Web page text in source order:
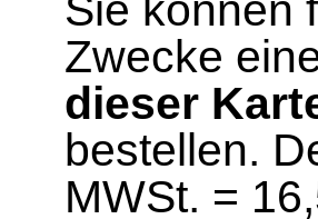
Zwecke
dieser
bestellen.
MWSt. =